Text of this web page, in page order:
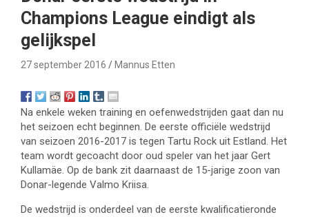
Champions League eindigt als
gelijkspel
27 september 2016 Mannus Etten
Na enkele weken training en oefenwedstrijden gaat dan nu
het seizoen echt beginnen. De eerste officiële wedstrijd
van seizoen 2016-2017 is tegen Tartu Rock uit Estland. Het
team wordt gecoacht door oud speler van het jaar Gert
Kullamäe. Op de bank zit daarnaast de 15-jarige zoon van
Donar-legende Valmo Kriisa.
De wedstrijd is onderdeel van de eerste kwalificatieronde